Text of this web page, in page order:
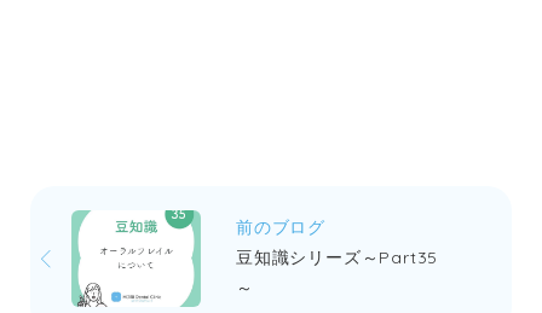
前のブログ
豆知識シリーズ～Part35
～